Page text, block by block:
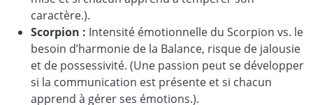
caractère.).
Scorpion : Intensité émotionnelle du Scorpion vs. le
besoin d’harmonie de la Balance, risque de jalousie
et de possessivité. (Une passion peut se développer
si la communication est présente et si chacun
apprend à gérer ses émotions.).